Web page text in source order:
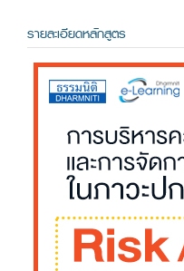
รายละเอียดหลักสูตร